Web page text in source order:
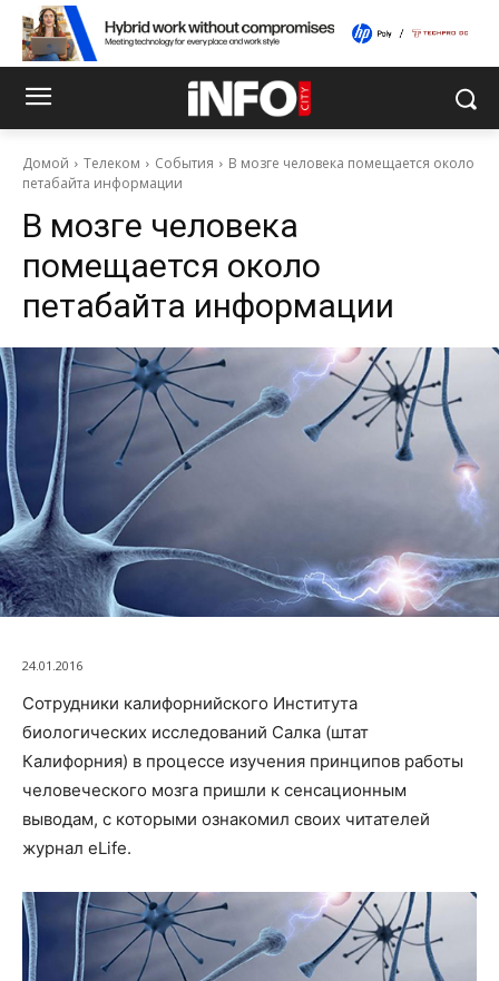
Домой Телеком События
В мозге человека помещается около
петабайта информации
В мозге человека
помещается около
петабайта информации
24.01.2016
Сотрудники калифорнийского Института
биологических исследований Салка (штат
Калифорния) в процессе изучения принципов работы
человеческого мозга пришли к сенсационным
выводам, с которыми ознакомил своих читателей
журнал eLife.